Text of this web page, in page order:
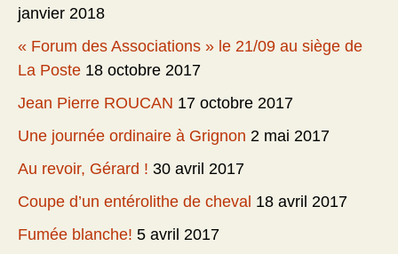
janvier 2018
« Forum des Associations » le 21/09 au siège de
La Poste 18 octobre 2017
Jean Pierre ROUCAN 17 octobre 2017
Une journée ordinaire à Grignon 2 mai 2017
Au revoir, Gérard ! 30 avril 2017
Coupe d’un entérolithe de cheval 18 avril 2017
Fumée blanche! 5 avril 2017